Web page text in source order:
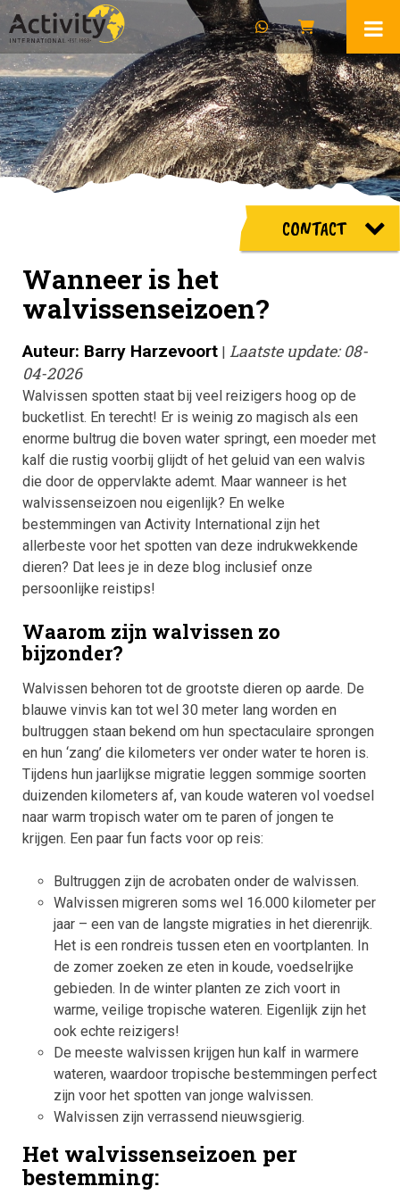
CONTACT
Wanneer is het
walvissenseizoen?
Auteur: Barry Harzevoort | Laatste update: 08-
04-2026
Walvissen spotten staat bij veel reizigers hoog op de
bucketlist. En terecht! Er is weinig zo magisch als een
enorme bultrug die boven water springt, een moeder met
kalf die rustig voorbij glijdt of het geluid van een walvis
die door de oppervlakte ademt. Maar wanneer is het
walvissenseizoen nou eigenlijk? En welke
bestemmingen van Activity International zijn het
allerbeste voor het spotten van deze indrukwekkende
dieren? Dat lees je in deze blog inclusief onze
persoonlijke reistips!
Waarom zijn walvissen zo
bijzonder?
Walvissen behoren tot de grootste dieren op aarde. De
blauwe vinvis kan tot wel 30 meter lang worden en
bultruggen staan bekend om hun spectaculaire sprongen
en hun ‘zang’ die kilometers ver onder water te horen is.
Tijdens hun jaarlijkse migratie leggen sommige soorten
duizenden kilometers af, van koude wateren vol voedsel
naar warm tropisch water om te paren of jongen te
krijgen. Een paar fun facts voor op reis:
Bultruggen zijn de acrobaten onder de walvissen.
Walvissen migreren soms wel 16.000 kilometer per
jaar – een van de langste migraties in het dierenrijk.
Het is een rondreis tussen eten en voortplanten. In
de zomer zoeken ze eten in koude, voedselrijke
gebieden. In de winter planten ze zich voort in
warme, veilige tropische wateren. Eigenlijk zijn het
ook echte reizigers!
De meeste walvissen krijgen hun kalf in warmere
wateren, waardoor tropische bestemmingen perfect
zijn voor het spotten van jonge walvissen.
Walvissen zijn verrassend nieuwsgierig.
Het walvissenseizoen per
bestemming: